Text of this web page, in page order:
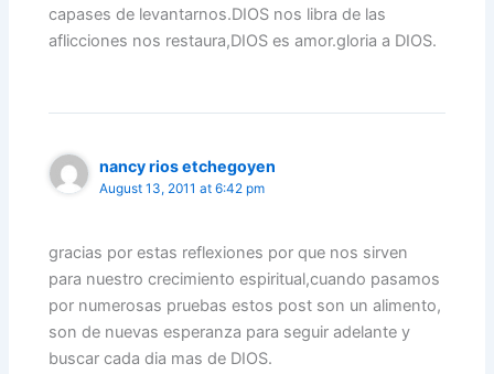
capases de levantarnos.DIOS nos libra de las
aflicciones nos restaura,DIOS es amor.gloria a DIOS.
nancy rios etchegoyen
August 13, 2011 at 6:42 pm
gracias por estas reflexiones por que nos sirven
para nuestro crecimiento espiritual,cuando pasamos
por numerosas pruebas estos post son un alimento,
son de nuevas esperanza para seguir adelante y
buscar cada dia mas de DIOS.